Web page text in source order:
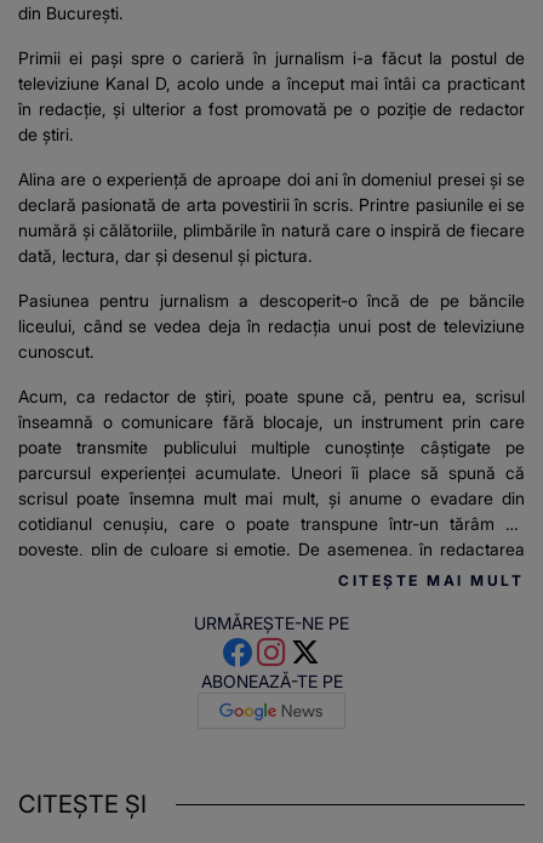
din București.
Primii ei pași spre o carieră în jurnalism i-a făcut la postul de
televiziune Kanal D, acolo unde a început mai întâi ca practicant
în redacție, și ulterior a fost promovată pe o poziție de redactor
de știri.
Alina are o experiență de aproape doi ani în domeniul presei și se
declară pasionată de arta povestirii în scris. Printre pasiunile ei se
numără și călătoriile, plimbările în natură care o inspiră de fiecare
dată, lectura, dar și desenul și pictura.
Pasiunea pentru jurnalism a descoperit-o încă de pe băncile
liceului, când se vedea deja în redacția unui post de televiziune
cunoscut.
Acum, ca redactor de știri, poate spune că, pentru ea, scrisul
înseamnă o comunicare fără blocaje, un instrument prin care
poate transmite publicului multiple cunoștințe câștigate pe
parcursul experienței acumulate. Uneori îi place să spună că
scrisul poate însemna mult mai mult, și anume o evadare din
cotidianul cenușiu, care o poate transpune într-un tărâm de
poveste, plin de culoare și emoție. De asemenea, în redactarea
articolelor pentru stirilekanald.ro îi place să relateze mereu
CITEȘTE MAI MULT
URMĂREȘTE-NE PE
ABONEAZĂ-TE PE
CITEȘTE ȘI